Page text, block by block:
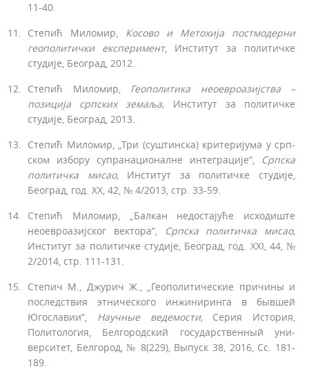
11-40.
Степић Миломир, Косово и Метохија постмодерни
геополитички експеримент, Институт за политичке
студије, Београд, 2012.
Степић Миломир, Геополитика неоевроазијства
–
позиција српскихземаља, Институт за политичке
студије, Београд, 2013.
Степић Миломир, „Три (суштинска) критеријума у срп­
ском избору супранационалне интеграције“,
Српска
политичка мисао,Институт за политичке студије,
Београд, год. XX, 42, № 4/2013, стр. 33-59.
Степић Миломир, „Балкан недостајуће исходиште
неоевроазијског вектора“,
Српска политичка мисао,
Институт за политичке студије, Београд, год. XXI, 44, №
2/2014, стр. 111-131.
Степич М., Джурич Ж., „Геополитические причины и
последствия этнического инжиниринга в бывшей
Югославии“, Научные ведемости,Серия История,
Политология, Белгородский государственный уни­
верситет, Белгород, № 8(229), Выпуск 38, 2016, Сс. 181-
189.